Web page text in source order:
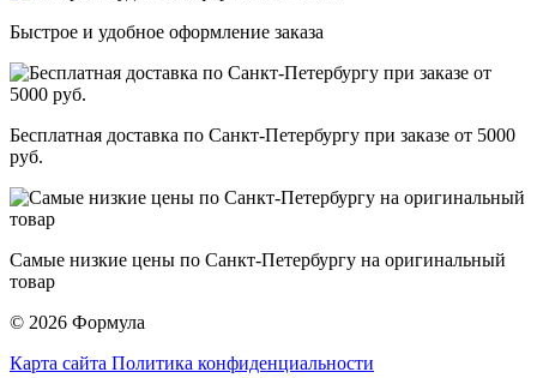
Быстрое и удобное оформление заказа
Бесплатная доставка по Санкт-Петербургу при заказе от 5000
руб.
Самые низкие цены по Санкт-Петербургу на оригинальный
товар
© 2026 Формула
Карта сайта Политика конфиденциальности